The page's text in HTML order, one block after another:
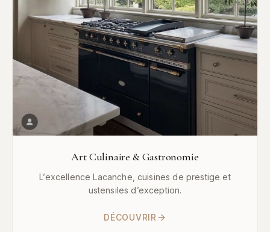
Art Culinaire & Gastronomie
L’excellence Lacanche, cuisines de prestige et
ustensiles d’exception.
DÉCOUVRIR